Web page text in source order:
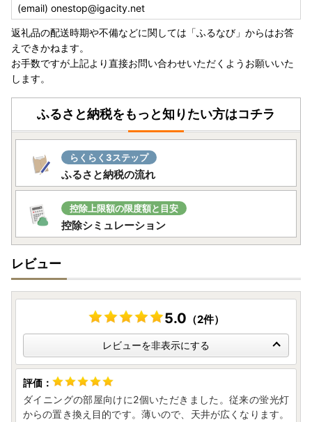
(email) onestop@igacity.net
返礼品の配送時期や不備などに関しては「ふるなび」からはお答
えできかねます。
お手数ですが上記より直接お問い合わせいただくようお願いいた
します。
ふるさと納税をもっと知りたい方はコチラ
らくらく3ステップ
ふるさと納税の流れ
控除上限額の限度額と目安
控除シミュレーション
レビュー
5.0 （2件）
レビューを非表示にする
ダイニングの部屋向けに2個いただきました。従来の蛍光灯
からの置き換え目的です。薄いので、天井が広くなります。